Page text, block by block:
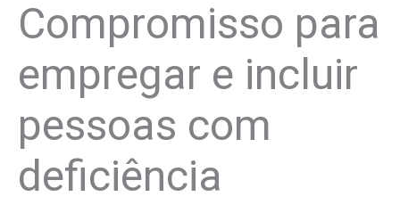
Compromisso para
empregar e incluir
pessoas com
deficiência